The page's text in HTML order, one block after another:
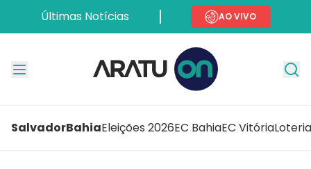
Últimas Notícias AO VIVO
SalvadorBahiaEleições 2026EC BahiaEC Vitória